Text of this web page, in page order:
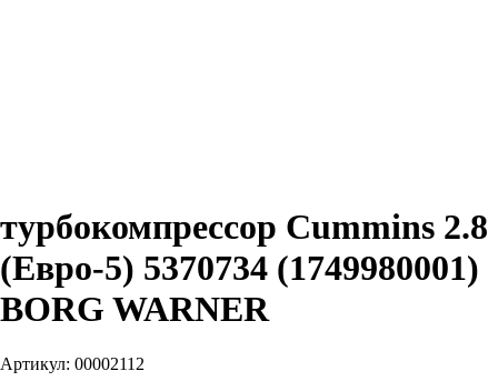
турбокомпрессор Cummins 2.8
(Eвро-5) 5370734 (1749980001)
BORG WARNER
Артикул: 00002112